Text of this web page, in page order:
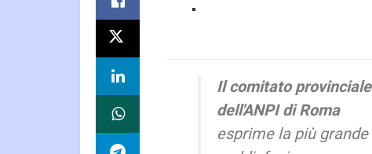
Il comitato provinciale
dell'ANPI di Roma
esprime la più grande